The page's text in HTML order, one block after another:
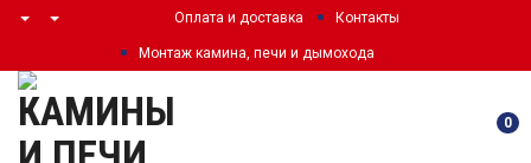
Оплата и доставка Контакты
Монтаж камина, печи и дымохода
0